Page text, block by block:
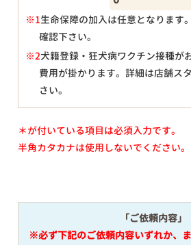
※1生命保障の加入は任意となります
確認下さい。
※2犬籍登録・狂犬病ワクチン接種が
費用が掛かります。詳細は店舗ス
さい。
＊が付いている項目は必須入力です。
半角カタカナは使用しないでください。
「ご依頼内容」
※必ず下記のご依頼内容いずれか、